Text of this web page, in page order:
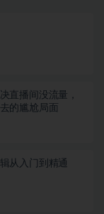
直播间没流量，
的尴尬局面
从入门到精通